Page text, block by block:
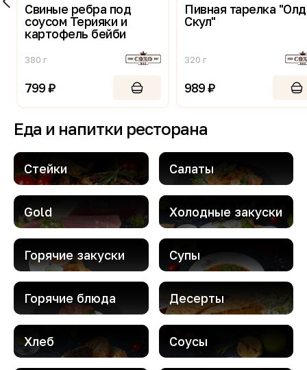
Свиные ребра под
соусом Терияки и
картофель бейби
380 г
799 ₽
Пивная тарелка "Олд
Скул"
320 г
989 ₽
Еда и напитки ресторана
Стейки Салаты
Gold Холодные закуски
Горячие закуски Супы
Горячие блюда Десерты
Хлеб Соусы